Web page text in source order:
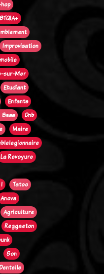
Improvisation
sur-Mer
Etudiant
Enfants
Bass
Dnb
Maire
La Revoyure
Tatoo
Anova
Agriculture
Reggaeton
Son
Dentelle